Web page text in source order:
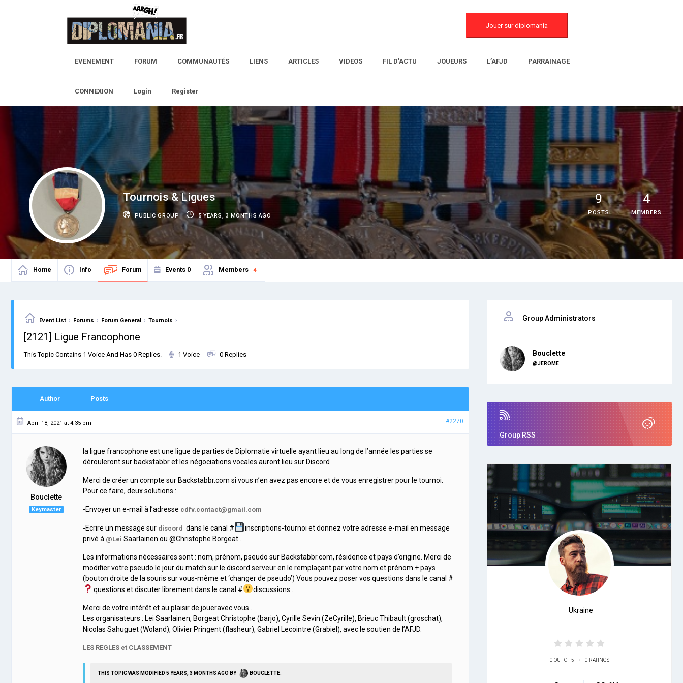
Jouer sur diplomania
EVENEMENT FORUM COMMUNAUTÉS LIENS ARTICLES VIDEOS FIL D’ACTU JOUEURS L’AFJD PARRAINAGE
CONNEXION Login Register
Tournois & Ligues
PUBLIC GROUP 5 YEARS, 3 MONTHS AGO
9
POSTS
4
MEMBERS
Home Info Forum Events 0 Members 4
Event List › Forums › Forum General › Tournois ›
[2121] Ligue Francophone
This Topic Contains 1 Voice And Has 0 Replies. 1 Voice 0 Replies
Author Posts
April 18, 2021 at 4:35 pm #2270
Bouclette
Keymaster
la ligue francophone est une ligue de parties de Diplomatie virtuelle ayant lieu au long de l’année les parties se
dérouleront sur backstabbr et les négociations vocales auront lieu sur Discord
Merci de créer un compte sur Backstabbr.com si vous n’en avez pas encore et de vous enregistrer pour le tournoi.
Pour ce faire, deux solutions :
-Envoyer un e-mail à l’adresse cdfv.contact@gmail.com
-Ecrire un message sur discord dans le canal #
inscriptions-tournoi et donnez votre adresse e-mail en message
privé à @Lei Saarlainen ou @Christophe Borgeat .
Les informations nécessaires sont : nom, prénom, pseudo sur Backstabbr.com, résidence et pays d’origine. Merci de
modifier votre pseudo le jour du match sur le discord serveur en le remplaçant par votre nom et prénom + pays
(bouton droite de la souris sur vous-même et ‘changer de pseudo’) Vous pouvez poser vos questions dans le canal #
questions et discuter librement dans le canal #
discussions .
Merci de votre intérêt et au plaisir de joueravec vous .
Les organisateurs : Lei Saarlainen, Borgeat Christophe (barjo), Cyrille Sevin (ZeCyrille), Brieuc Thibault (groschat),
Nicolas Sahuguet (Woland), Olivier Pringent (flasheur), Gabriel Lecointre (Grabiel), avec le soutien de l’AFJD.
LES REGLES et CLASSEMENT
THIS TOPIC WAS MODIFIED 5 YEARS, 3 MONTHS AGO BY BOUCLETTE.
Group Administrators
Bouclette
@JEROME
Group RSS
Ukraine
0 OUT OF 5 • 0 RATINGS